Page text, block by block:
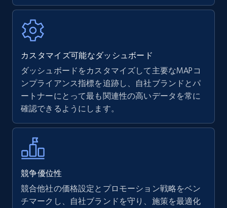
カスタマイズ可能なダッシュボード
ダッシュボードをカスタマイズして主要なMAPコ
ンプライアンス指標を追跡し、自社ブランドとパ
ートナーにとって最も関連性の高いデータを常に
確認できるようにします。
競争優位性
競合他社の価格設定とプロモーション戦略をベン
チマークし、自社ブランドを守り、施策を最適化